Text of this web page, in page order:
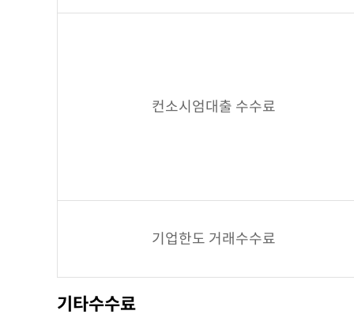
컨소시엄대출 수수료
기업한도 거래수수료
기타수수료